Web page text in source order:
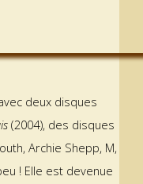
deux disques
(2004), des disques
Archie Shepp, M,
! Elle est devenue